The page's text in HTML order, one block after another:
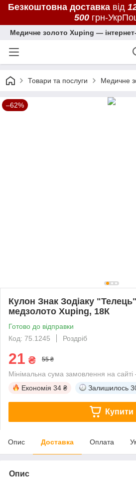
Безкоштовна доставка від
500грн-
Медичне золото Xuping — інтернет-
Товари та послуги Медичне
–62%
Кулон Знак Зодіаку
медзолото Xuping, 18К
Готово до відправки
Код: 75.1245
Роздріб
21 ₴ 55 ₴
Мінімальна сума замовлення на
Економія 34 ₴ Залишилось
Купити
Опис Доставка Оплата
Опис